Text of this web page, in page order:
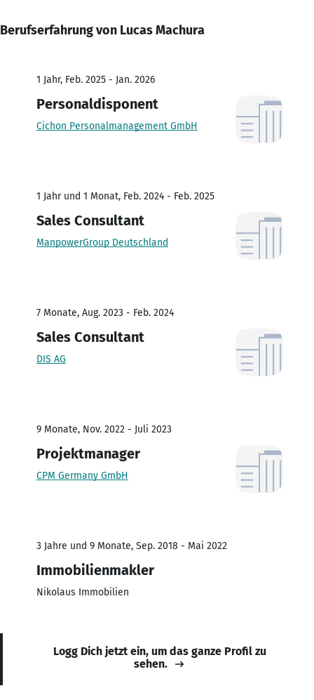
Berufserfahrung von Lucas Machura
1 Jahr, Feb. 2025 - Jan. 2026
Personaldisponent
Cichon Personalmanagement GmbH
1 Jahr und 1 Monat, Feb. 2024 - Feb. 2025
Sales Consultant
ManpowerGroup Deutschland
7 Monate, Aug. 2023 - Feb. 2024
Sales Consultant
DIS AG
9 Monate, Nov. 2022 - Juli 2023
Projektmanager
CPM Germany GmbH
3 Jahre und 9 Monate, Sep. 2018 - Mai 2022
Immobilienmakler
Nikolaus Immobilien
Logg Dich jetzt ein, um das ganze Profil zu
sehen.